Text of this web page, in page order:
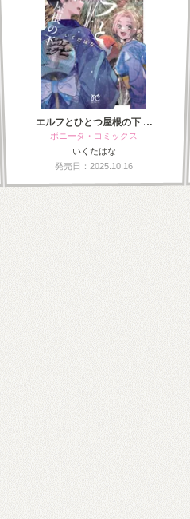
エルフとひとつ屋根の下 …
ボニータ・コミックス
いくたはな
発売日：2025.10.16